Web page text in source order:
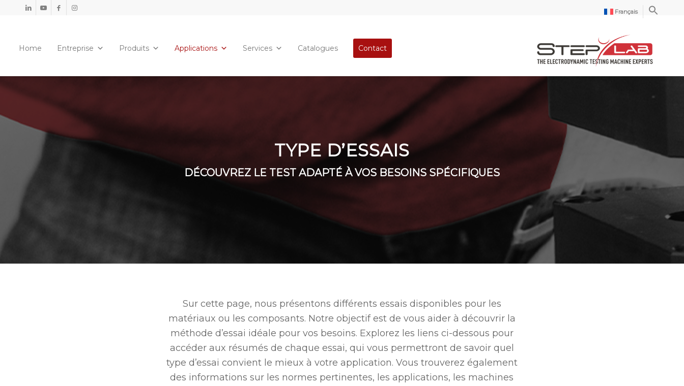
Français
Home Entreprise Produits Applications Services Catalogues Contact
TYPE D’ESSAIS
DÉCOUVREZ LE TEST ADAPTÉ À VOS BESOINS SPÉCIFIQUES
Sur cette page, nous présentons différents essais disponibles pour les
matériaux ou les composants. Notre objectif est de vous aider à découvrir la
méthode d’essai idéale pour vos besoins. Explorez les liens ci-dessous pour
accéder aux résumés de chaque essai, qui vous permettront de savoir quel
type d’essai convient le mieux à votre application. Vous trouverez également
des informations sur les normes pertinentes, les applications, les machines